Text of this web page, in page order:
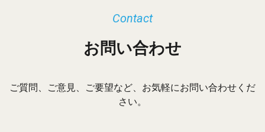
お問い合わせ
Contact
ご質問、ご意見、ご要望など、お気軽にお問い合わせくだ
さい。